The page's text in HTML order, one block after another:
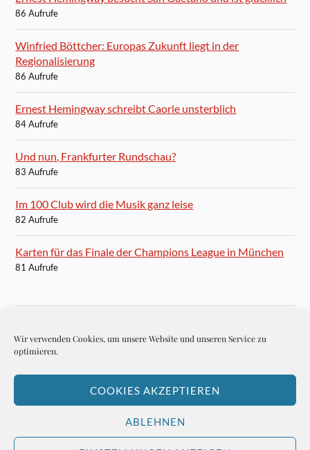
Wir verwenden Cookies, um unsere Website und unseren Service zu
optimieren.
COOKIES AKZEPTIEREN
ABLEHNEN
86 Aufrufe
Winfried Böttcher: Europas Zukunft liegt in der
Regionalisierung
86 Aufrufe
Ernest Hemingway schreibt Caorle unsterblich
84 Aufrufe
Und nun, Frankfurter Rundschau?
83 Aufrufe
Im 100 Club wird die Musik ganz leise
82 Aufrufe
Karten für das Finale der Champions League in München
81 Aufrufe
BLOGROLL
Autoren-Brief
Hemingways Welt